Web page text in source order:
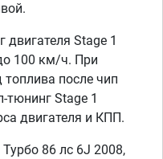
Stage 1
100 км/ч. При
топлива после чип
тюнинг Stage 1
двигателя и КПП.
86 лс 6J 2008,